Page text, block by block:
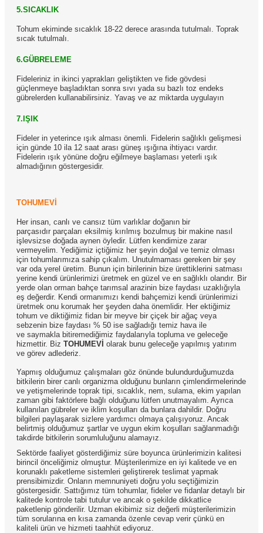
5.SICAKLIK
Tohum ekiminde sıcaklık 18-22 derece arasında tutulmalı. Toprak
sıcak tutulmalı.
6.GÜBRELEME
Fideleriniz in ikinci yaprakları geliştikten ve fide gövdesi
güçlenmeye başladıktan sonra sıvı yada su bazlı toz endeks
gübrelerden kullanabilirsiniz. Yavaş ve az miktarda uygulayın
7.IŞIK
Fideler in yeterince ışık alması önemli. Fidelerin sağlıklı gelişmesi
için günde 10 ila 12 saat arası güneş ışığına ihtiyacı vardır.
Fidelerin ışık yönüne doğru eğilmeye başlaması yeterli ışık
almadığının göstergesidir.
TOHUMEVİ
Her insan, canlı ve cansız tüm varlıklar doğanın bir
parçasıdır parçaları eksilmiş kırılmış bozulmuş bir makine nasıl
işlevsizse doğada aynen öyledir. Lütfen kendimize zarar
vermeyelim. Yediğimiz içtiğimiz her şeyin doğal ve temiz olması
için tohumlarımıza sahip çıkalım. Unutulmaması gereken bir şey
var oda yerel üretim. Bunun için birilerinin bize ürettiklerini satması
yerine kendi ürünlerimizi üretmek en güzel ve en sağlıklı olandır. Bir
yerde olan orman bahçe tarımsal arazinin bize faydası uzaklığıyla
eş değerdir. Kendi ormanımızı kendi bahçemizi kendi ürünlerimizi
üretmek onu korumak her şeyden daha önemlidir. Her ektiğimiz
tohum ve diktiğimiz fidan bir meyve bir çiçek bir ağaç veya
sebzenin bize faydası % 50 ise sağladığı temiz hava ile
ve saymakla bitiremediğimiz faydalarıyla topluma ve geleceğe
hizmettir. Biz TOHUMEVİ olarak bunu geleceğe yapılmış yatırım
ve görev adlederiz.
Yapmış olduğumuz çalışmaları göz önünde bulundurduğumuzda
bitkilerin birer canlı organizma olduğunu bunların çimlendirmelerinde
ve yetişmelerinde toprak tipi, sıcaklık, nem, sulama, ekim yapılan
zaman gibi faktörlere bağlı olduğunu lütfen unutmayalım. Ayrıca
kullanılan gübreler ve iklim koşulları da bunlara dahildir. Doğru
bilgileri paylaşarak sizlere yardımcı olmaya çalışıyoruz. Ancak
belirtmiş olduğumuz şartlar ve uygun ekim koşulları sağlanmadığı
takdirde bitkilerin sorumluluğunu alamayız.
Sektörde faaliyet gösterdiğimiz süre boyunca ürünlerimizin kalitesi
birincil önceliğimiz olmuştur. Müşterilerimize en iyi kalitede ve en
korunaklı paketleme sistemleri geliştirerek teslimat yapmak
prensibimizdir. Onların memnuniyeti doğru yolu seçtiğimizin
göstergesidir. Sattığımız tüm tohumlar, fideler ve fidanlar detaylı bir
kalitede kontrole tabi tutulur ve ancak o şekilde dikkatlice
paketlenip gönderilir. Uzman ekibimiz siz değerli müşterilerimizin
tüm sorularına en kısa zamanda özenle cevap verir çünkü en
kaliteli ürün ve hizmeti taahhüt ediyoruz.